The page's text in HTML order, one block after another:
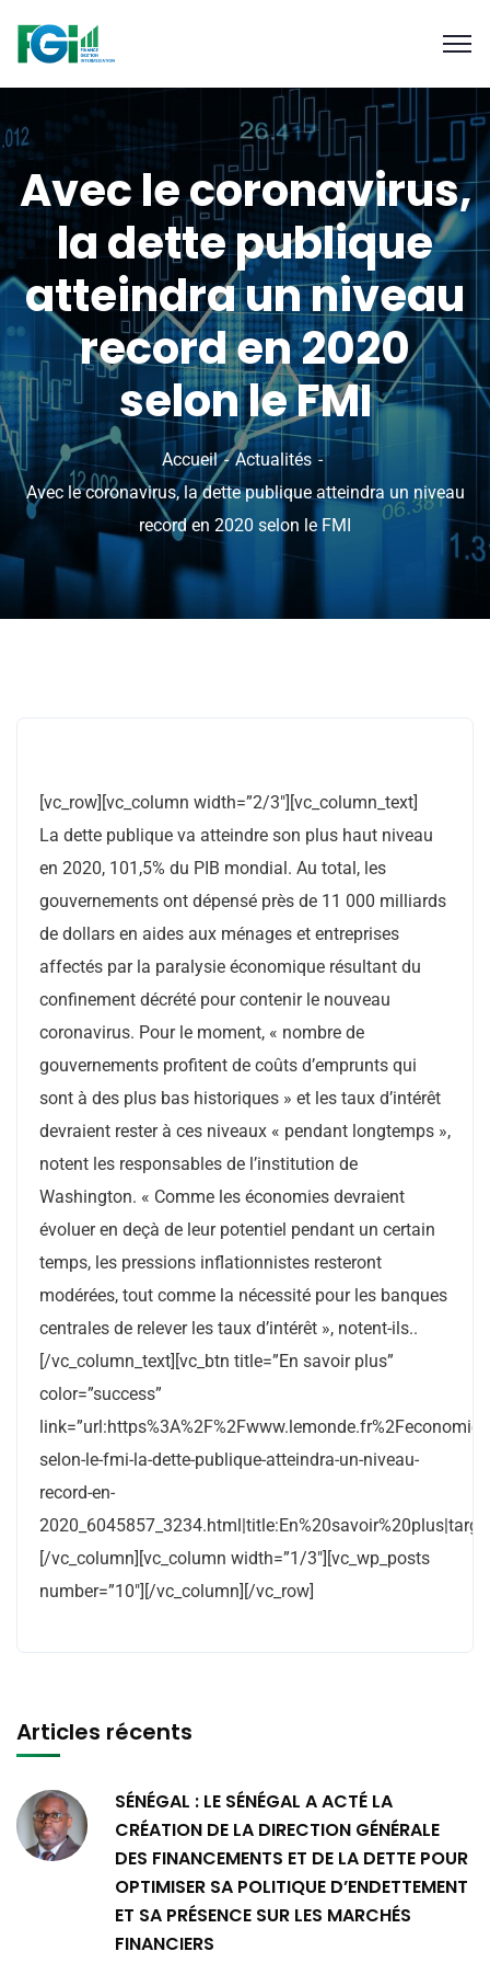
Avec le coronavirus,
la dette publique
atteindra un niveau
record en 2020
selon le FMI
Accueil
Actualités
Avec le coronavirus, la dette publique atteindra un niveau
record en 2020 selon le FMI
[vc_row][vc_column width=”2/3″][vc_column_text]
La dette publique va atteindre son plus haut niveau
en 2020, 101,5% du PIB mondial. Au total, les
gouvernements ont dépensé près de 11 000 milliards
de dollars en aides aux ménages et entreprises
affectés par la paralysie économique résultant du
confinement décrété pour contenir le nouveau
coronavirus. Pour le moment, « nombre de
gouvernements profitent de coûts d’emprunts qui
sont à des plus bas historiques » et les taux d’intérêt
devraient rester à ces niveaux « pendant longtemps »,
notent les responsables de l’institution de
Washington. « Comme les économies devraient
évoluer en deçà de leur potentiel pendant un certain
temps, les pressions inflationnistes resteront
modérées, tout comme la nécessité pour les banques
centrales de relever les taux d’intérêt », notent-ils..
[/vc_column_text][vc_btn title=”En savoir plus”
color=”success”
selon-le-fmi-la-dette-publique-atteindra-un-niveau-
record-en-
[/vc_column][vc_column width=”1/3″][vc_wp_posts
number=”10″][/vc_column][/vc_row]
Articles récents
SÉNÉGAL : LE SÉNÉGAL A ACTÉ LA
CRÉATION DE LA DIRECTION GÉNÉRALE
DES FINANCEMENTS ET DE LA DETTE POUR
OPTIMISER SA POLITIQUE D’ENDETTEMENT
ET SA PRÉSENCE SUR LES MARCHÉS
FINANCIERS